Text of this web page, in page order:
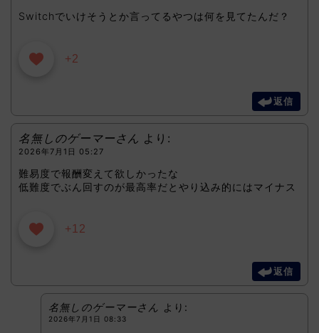
Switchでいけそうとか言ってるやつは何を見てたんだ？
+2
返信
名無しのゲーマーさん より:
2026年7月1日 05:27
難易度で報酬変えて欲しかったな
低難度でぶん回すのが最高率だとやり込み的にはマイナス
+12
返信
名無しのゲーマーさん より:
2026年7月1日 08:33